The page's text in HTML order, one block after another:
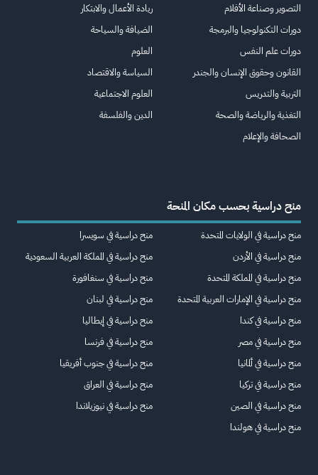
التصوير وصناعة الأفلام
دورات التكنولوجيا والبرمجة
دورات علم النفس
القانون وحقوق الإنسان والجندر
التربية والتدريس
التغذية والرياضة والصحة
الصحافة والإعلام
ريادة الأعمال والابتكار
الضيافة والسياحة
العلوم
السياسة والاقتصاد
العلوم الاجتماعية
الدين والفلسفة
منح دراسية بحسب مكان المنحة
منح دراسية في الولايات المتحدة
منح دراسية في الأردن
منح دراسية في المملكة المتحدة
منح دراسية في الإمارات العربية المتحدة
منح دراسية في كندا
منح دراسية في مصر
منح دراسية في ألمانيا
منح دراسية في تركيا
منح دراسية في الصين
منح دراسية في هولندا
منح دراسية في سويسرا
منح دراسية في المملكة العربية السعودية
منح دراسية في سنغافورة
منح دراسية في لبنان
منح دراسية في إيطاليا
منح دراسية في فرنسا
منح دراسية في جنوب أفريقيا
منح دراسية في العراق
منح دراسية في نيوزيلاندا